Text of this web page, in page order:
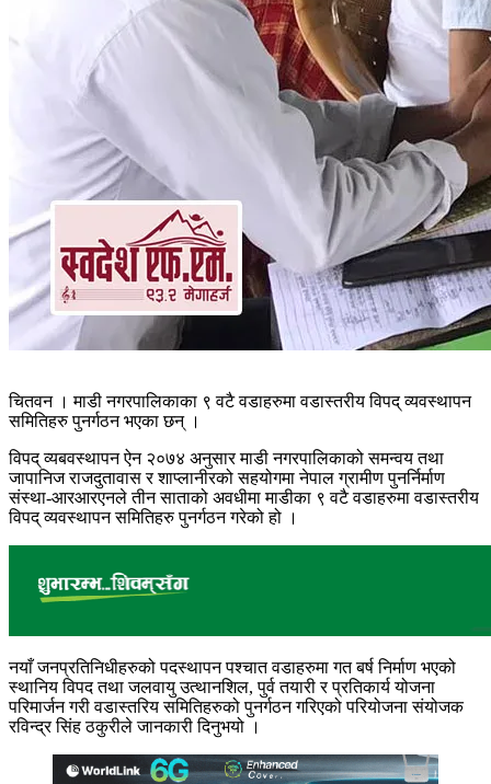
चितवन । माडी नगरपालिकाका ९ वटै वडाहरुमा वडास्तरीय विपद् व्यवस्थापन
समितिहरु पुनर्गठन भएका छन् ।
विपद् व्यबवस्थापन ऐन २०७४ अनुसार माडी नगरपालिकाको समन्वय तथा
जापानिज राजदुतावास र शाप्लानीरको सहयोगमा नेपाल ग्रामीण पुनर्निर्माण
संस्था-आरआरएनले तीन साताको अवधीमा माडीका ९ वटै वडाहरुमा वडास्तरीय
विपद् व्यवस्थापन समितिहरु पुनर्गठन गरेको हो ।
नयाँ जनप्रतिनिधीहरुको पदस्थापन पश्चात वडाहरुमा गत बर्ष निर्माण भएको
स्थानिय विपद तथा जलवायु उत्थानशिल, पुर्व तयारी र प्रतिकार्य योजना
परिमार्जनगरी वडास्तरिय समितिहरुको पुनर्गठन गरिएको परियोजना संयोजक
रविन्द्र सिंह ठकुरीले जानकारी दिनुभयो ।